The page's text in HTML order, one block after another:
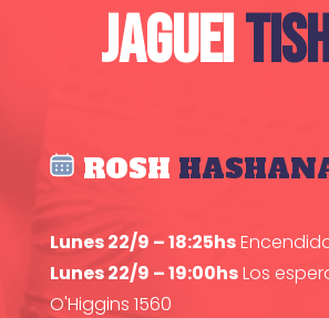
JAGUEI
ROSH
Lunes 22/9 – 18:25hs
Lunes 22/9 – 19:00hsLos
O'Higgins 1560